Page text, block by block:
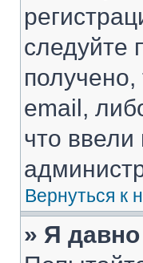
следуйте
email,
что ввели
Вернуться к
» Я